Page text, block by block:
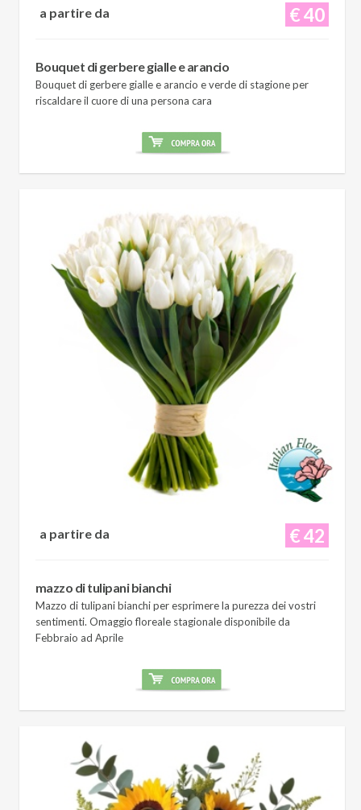
€ 40
a partire da
Bouquet di gerbere gialle e arancio
Bouquet di gerbere gialle e arancio e verde di stagione per
riscaldare il cuore di una persona cara
€ 42
a partire da
mazzo di tulipani bianchi
Mazzo di tulipani bianchi per esprimere la purezza dei vostri
sentimenti. Omaggio floreale stagionale disponibile da
Febbraio ad Aprile